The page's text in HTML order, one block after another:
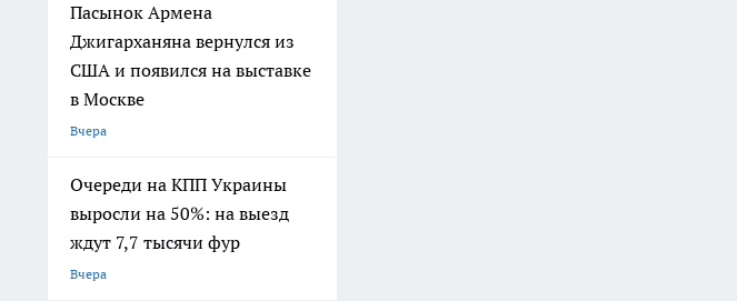
Пасынок Армена
Джигарханяна вернулся из
США и появился на выставке
в Москве
Вчера
Очереди на КПП Украины
выросли на 50%: на выезд
ждут 7,7 тысячи фур
Вчера